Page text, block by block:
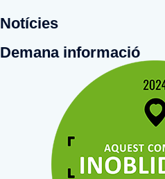
Notícies
Demana informació